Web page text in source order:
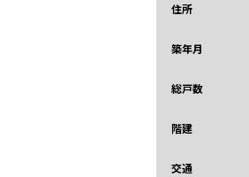
住所
築年月
総戸数
階建
交通